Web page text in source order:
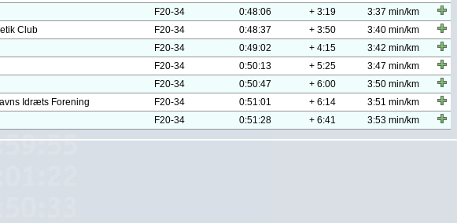
F20-34 0:48:06 + 3:19
3:37 min/km
Club F20-34 0:48:37 + 3:50
3:40 min/km
F20-34 0:49:02 + 4:15
3:42 min/km
F20-34 0:50:13 + 5:25
3:47 min/km
F20-34 0:50:47 + 6:00
3:50 min/km
Idræts Forening F20-34 0:51:01 + 6:14
3:51 min/km
F20-34 0:51:28 + 6:41 3:53 min/km